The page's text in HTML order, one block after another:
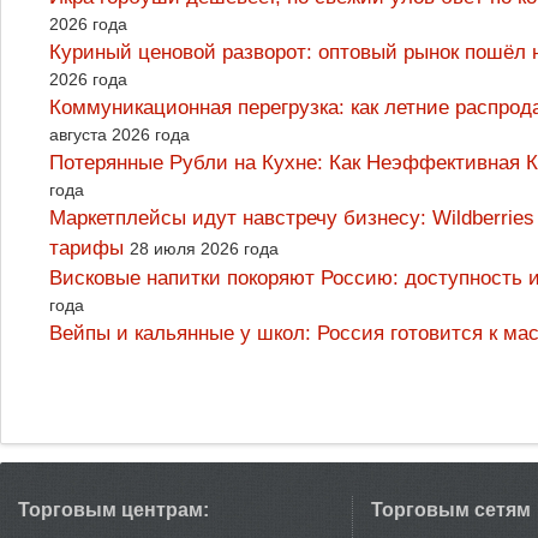
2026 года
Куриный ценовой разворот: оптовый рынок
2026 года
Коммуникационная перегрузка: как летние
августа 2026 года
Потерянные Рубли на Кухне: Как
года
Маркетплейсы идут навстречу бизнесу:
тарифы 28 июля 2026 года
Висковые напитки покоряют Россию:
года
Вейпы и кальянные у школ: Россия готовится к
Торговым центрам: Торговым сетям